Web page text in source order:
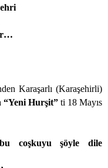
Karaşarlı (Karaşehirli)
“Yeni Hurşit” ti 18 Mayıs
coşkuyu şöyle dile